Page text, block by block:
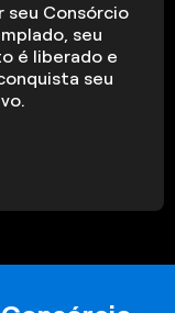
seu Consórcio
seu
é liberado e
seu